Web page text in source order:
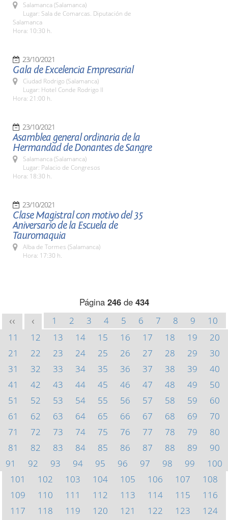
Salamanca (Salamanca)
Lugar: Sala de Comarcas. Diputación de
Salamanca
Hora: 10:30 h.
23/10/2021
Gala de Excelencia Empresarial
Ciudad Rodrigo (Salamanca)
Lugar: Hotel Conde Rodrigo II
Hora: 21:00 h.
23/10/2021
Asamblea general ordinaria de la
Hermandad de Donantes de Sangre
Salamanca (Salamanca)
Lugar: Palacio de Congresos
Hora: 18:30 h.
23/10/2021
Clase Magistral con motivo del 35
Aniversario de la Escuela de
Tauromaquia
Alba de Tormes (Salamanca)
Hora: 17:30 h.
Página 246de 434
<< < 1 2 3 4 5 6 7 8 9
10
11
12 13 14 15 16 17 18 19
20
21
22 23 24 25 26 27 28 29
30
31
32 33 34 35 36 37 38 39
40
41
42 43 44 45 46 47 48 49
50
51
52 53 54 55 56 57 58 59
60
61
62 63 64 65 66 67 68 69
70
71
72 73 74 75 76 77 78 79
80
81
82 83 84 85 86 87 88 89
90
91
92 93 94 95 96 97 98 99
100
101
102 103 104 105 106 107
108
109
110 111 112 113 114 115
116
117
118 119 120 121 122 123
124